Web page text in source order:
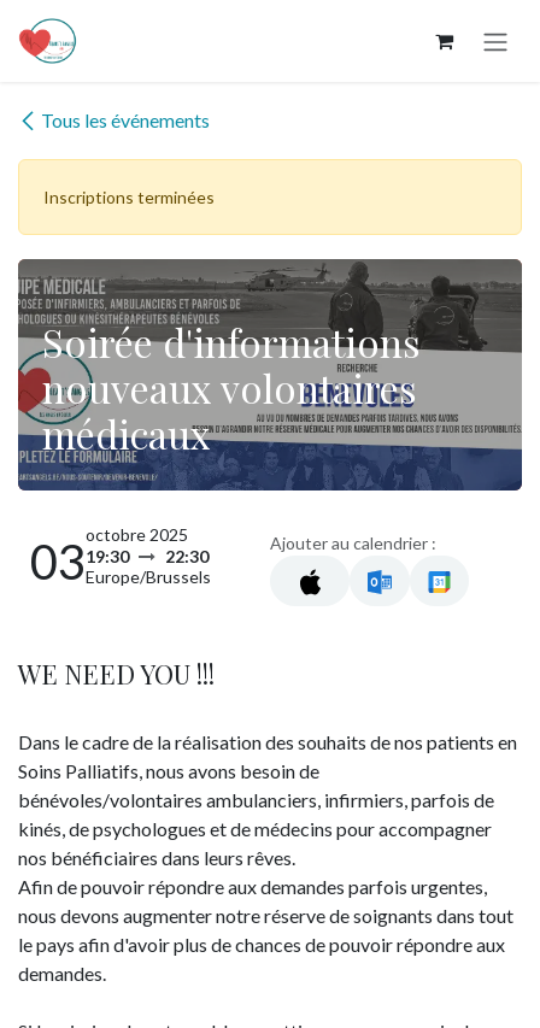
Se rendre au contenu
Tous les événements
Inscriptions terminées
Soirée d'informations
nouveaux volontaires
médicaux
03octobre 2025
19:30
22:30
Europe/Brussels
Ajouter au calendrier :
WE NEED YOU !!!
Dans le cadre de la réalisation des souhaits de nos patients en
Soins Palliatifs, nous avons besoin de
bénévoles/volontaires ambulanciers, infirmiers, parfois de
kinés, de psychologues et de médecins pour accompagner
nos bénéficiaires dans leurs rêves.
Afin de pouvoir répondre aux demandes parfois urgentes,
nous devons augmenter notre réserve de soignants dans tout
le pays afin d'avoir plus de chances de pouvoir répondre aux
demandes.